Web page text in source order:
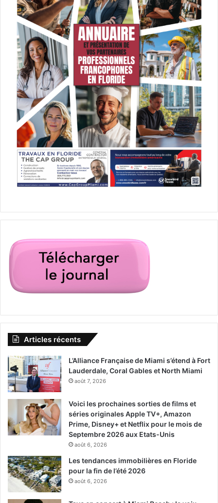
Articles récents
L’Alliance Française de Miami s’étend à Fort
Lauderdale, Coral Gables et North Miami
août 7, 2026
Voici les prochaines sorties de films et
séries originales Apple TV+, Amazon
Prime, Disney+ et Netflix pour le mois de
Septembre 2026 aux Etats-Unis
août 6, 2026
Les tendances immobilières en Floride
pour la fin de l’été 2026
août 6, 2026